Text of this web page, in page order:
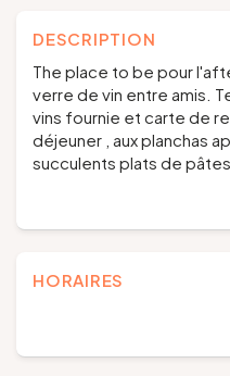
DESCRIPTION
The place to be pour
verre de vin entre amis.
vins fournie et carte de
déjeuner , aux planchas
succulents plats de
HORAIRES